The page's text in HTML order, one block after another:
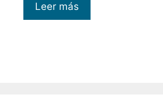
Leer más